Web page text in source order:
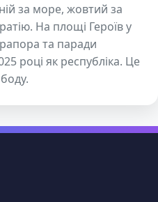
за море, жовтий за
На площі Героїв у
та паради
році як республіка. Це